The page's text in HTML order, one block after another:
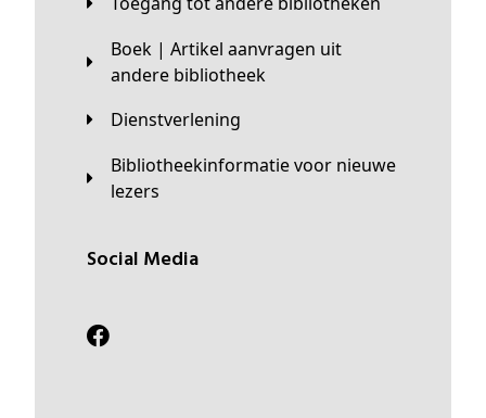
Boek | Artikel aanvragen uit
andere bibliotheek
Dienstverlening
Bibliotheekinformatie voor nieuwe
lezers
Social Media